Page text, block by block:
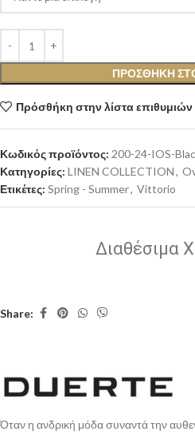
ΠΡΟΣΘΉΚΗ
Πρόσθήκη στην λίστα επιθυμιών
Κωδικός προϊόντος: 200-24-IOS-
Κατηγορίες: LINEN COLLECTION,
Ετικέτες: Spring - Summer, Vittorio
Διαθέσιμα
Share:
Όταν η ανδρική μόδα συναντά την